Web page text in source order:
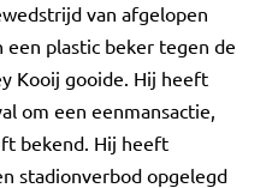
van afgelopen
een plastic beker tegen de
Kooij gooide. Hij heeft
om een eenmansactie,
bekend. Hij heeft
stadionverbod opgelegd